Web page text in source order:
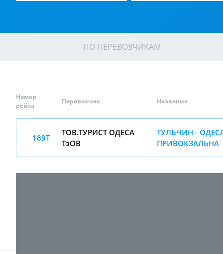
ПО ПЕРЕВОЗЧИКАМ
Номер
рейса
Перевозчик Название
189Т
ТОВ.ТУРИСТ ОДЕСА
ТзОВ
ТУЛЬЧИН -
ПРИВОКЗАЛЬНА